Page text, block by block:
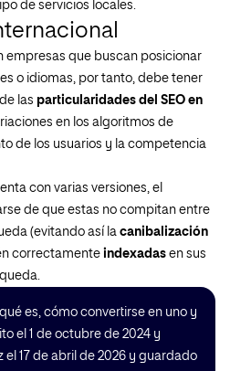
de servicios locales.
empresas que buscan posicionar
o idiomas, por tanto, debe tener
las particularidades del SEO en
en los algoritmos de
de los usuarios y la competencia
con varias versiones, el
de que estas no compitan entre
(evitando así la canibalización
correctamente indexadas en sus
es, cómo convertirse en uno y
el 1 de octubre de 2024 y
17 de abril de 2026 y guardado